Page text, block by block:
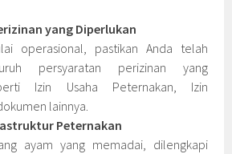
yang Diperlukan
operasional, pastikan Anda telah
persyaratan perizinan yang
Izin Usaha Peternakan, Izin
lainnya.
Peternakan
ayam yang memadai, dilengkapi